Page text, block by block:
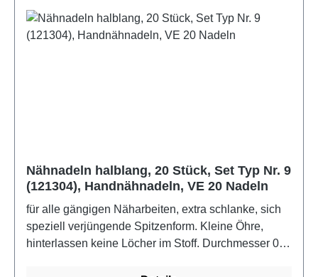
Nähnadeln halblang, 20 Stück, Set Typ Nr. 9
(121304), Handnähnadeln, VE 20 Nadeln
für alle gängigen Näharbeiten, extra schlanke, sich
speziell verjüngende Spitzenform. Kleine Öhre,
hinterlassen keine Löcher im Stoff. Durchmesser 0,6